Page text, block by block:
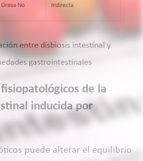
entre disbiosis intestinal y
gastrointestinales
de la
inducida por
puede alterar el equilibrio